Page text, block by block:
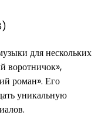
для нескольких
воротничок»,
роман». Его
уникальную